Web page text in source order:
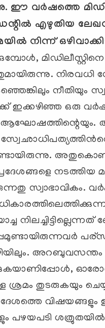
വര്‍ഷത്തെ
എഴുതിയ
നിന്ന്
നിരവധി
നീതിയും
ഇക്കഴിഞ്ഞ ഒരു
നടത്തിയ
സ്വാഭാവികം.
ശ്രമം തുടരുകയും
പഴയപടി